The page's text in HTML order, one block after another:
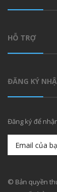
HỖ TRỢ
ĐĂNG KÝ
Đăng ký để
© Bản quyền